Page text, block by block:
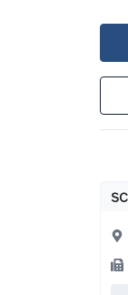
Service de
Trouver un